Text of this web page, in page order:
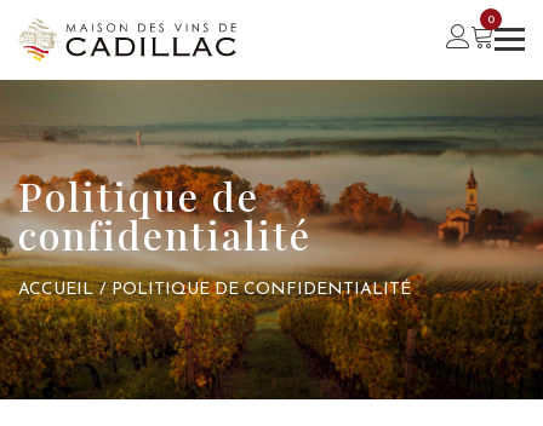
0
Politique de
confidentialité
ACCUEIL / POLITIQUE DE CONFIDENTIALITÉ